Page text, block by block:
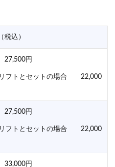
税込）
円
フトとセットの場合 22,000
円
フトとセットの場合 22,000
円